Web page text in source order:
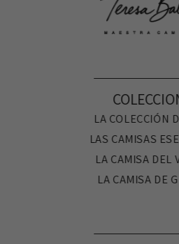
LA COLECCIÓN
LAS CAMISAS
LA CAMISA DEL
LA CAMISA DE